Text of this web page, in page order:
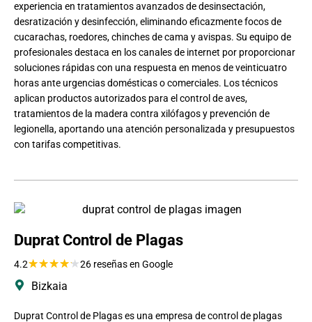
experiencia en tratamientos avanzados de desinsectación,
desratización y desinfección, eliminando eficazmente focos de
cucarachas, roedores, chinches de cama y avispas. Su equipo de
profesionales destaca en los canales de internet por proporcionar
soluciones rápidas con una respuesta en menos de veinticuatro
horas ante urgencias domésticas o comerciales. Los técnicos
aplican productos autorizados para el control de aves,
tratamientos de la madera contra xilófagos y prevención de
legionella, aportando una atención personalizada y presupuestos
con tarifas competitivas.
Duprat Control de Plagas
4.2★★★★★26 reseñas en Google
Bizkaia
Duprat Control de Plagas es una empresa de control de plagas